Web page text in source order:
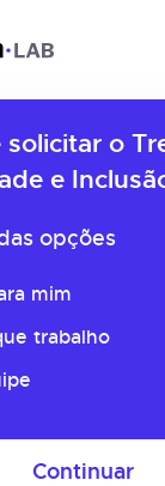
solicitar o
e
opções
mim
trabalho
Continuar